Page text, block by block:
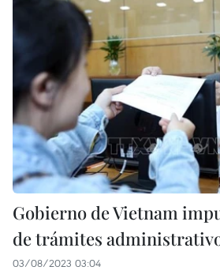
Gobierno de Vietnam
de trámites
03/08/2023 03:04